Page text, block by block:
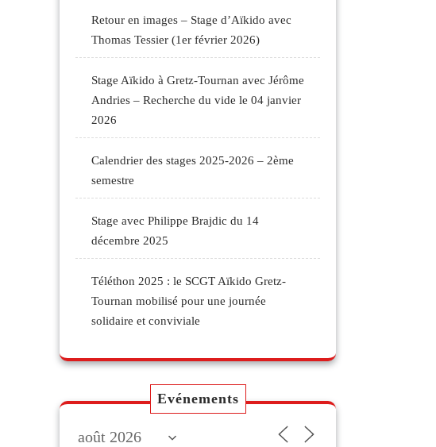
Retour en images – Stage d’Aïkido avec
Thomas Tessier (1er février 2026)
Stage Aïkido à Gretz-Tournan avec Jérôme
Andries – Recherche du vide le 04 janvier
2026
Calendrier des stages 2025-2026 – 2ème
semestre
Stage avec Philippe Brajdic du 14
décembre 2025
Téléthon 2025 : le SCGT Aïkido Gretz-
Tournan mobilisé pour une journée
solidaire et conviviale
Evénements